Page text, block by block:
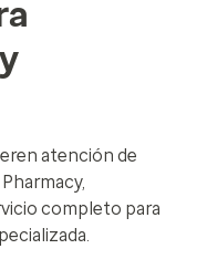
atención de
completo para